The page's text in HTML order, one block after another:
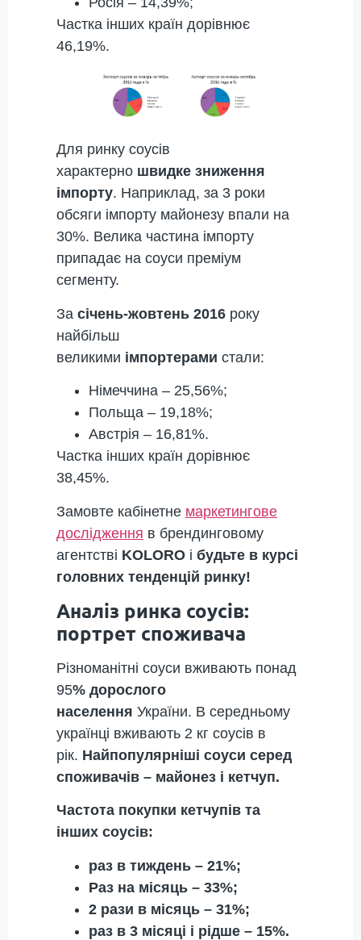
Частка інших країн дорівнює
46,19%.
Для ринку соусів
характерно швидке зниження
імпорту. Наприклад, за 3 роки
обсяги імпорту майонезу впали на
30%. Велика частина імпорту
припадає на соуси преміум
сегменту.
За січень-жовтень 2016 року
найбільш
великими імпортерами стали:
Німеччина – 25,56%;
Польща – 19,18%;
Австрія – 16,81%.
Частка інших країн дорівнює
38,45%.
Замовте кабінетне маркетингове
дослідження в брендинговому
агентстві KOLORO і будьте в курсі
головних тенденцій ринку!
Аналіз ринка соусів:
портрет споживача
Різноманітні соуси вживають понад
95% дорослого
населення України. В середньому
українці вживають 2 кг соусів в
рік. Найпопулярніші соуси серед
споживачів – майонез і кетчуп.
Частота покупки кетчупів та
інших соусів:
раз в тиждень – 21%;
Раз на місяць – 33%;
2 рази в місяць – 31%;
раз в 3 місяці і рідше – 15%.